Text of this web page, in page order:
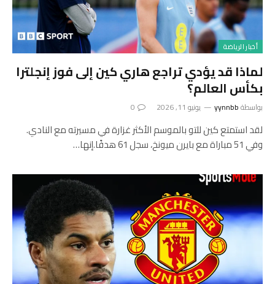
أخبار الرياضة
لماذا قد يؤدي تراجع هاري كين إلى فوز إنجلترا
بكأس العالم؟
بواسطةyynnbb يونيو 11, 2026 0
لقد استمتع كين للتو بالموسم الأكثر غزارة في مسيرته مع النادي.
وفي 51 مباراة مع بايرن ميونخ، سجل 61 هدفًا.إنها…